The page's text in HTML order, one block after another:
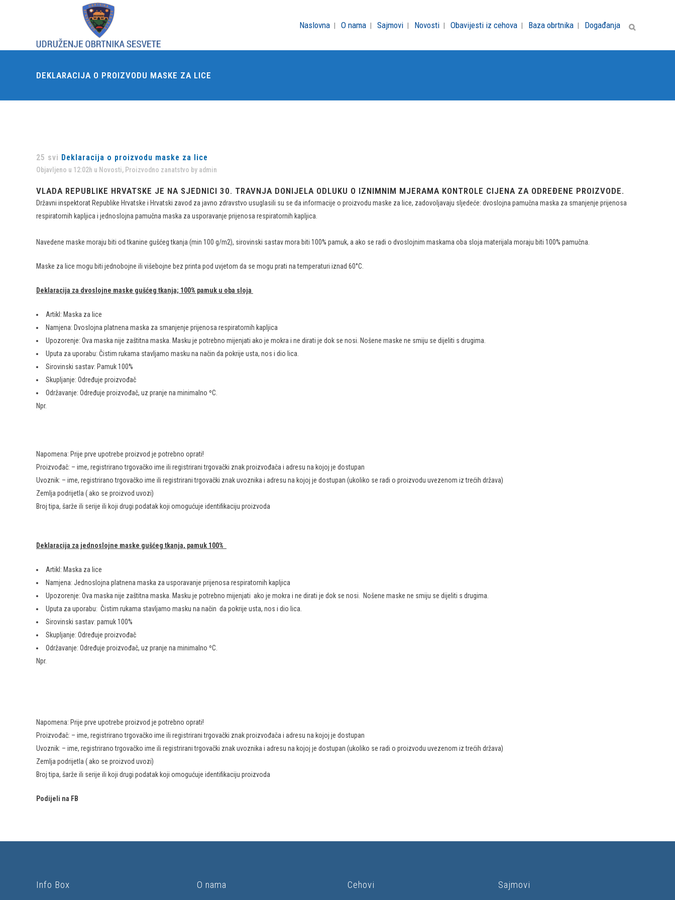
Naslovna O nama Sajmovi Novosti Obavijesti iz cehova Baza obrtnika Događanja
DEKLARACIJA O PROIZVODU MASKE ZA LICE
25 svi Deklaracija o proizvodu maske za lice
Objavljeno u 12:02h u Novosti, Proizvodno zanatstvo by admin
VLADA REPUBLIKE HRVATSKE JE NA SJEDNICI 30. TRAVNJA DONIJELA ODLUKU O IZNIMNIM MJERAMA KONTROLE CIJENA ZA ODREĐENE PROIZVODE.
Državni inspektorat Republike Hrvatske i Hrvatski zavod za javno zdravstvo usuglasili su se da informacije o proizvodu maske za lice, zadovoljavaju sljedeće: dvoslojna pamučna maska za smanjenje prijenosa
respiratornih kapljica i jednoslojna pamučna maska za usporavanje prijenosa respiratornih kapljica.
Navedene maske moraju biti od tkanine gušćeg tkanja (min 100 g/m2), sirovinski sastav mora biti 100% pamuk, a ako se radi o dvoslojnim maskama oba sloja materijala moraju biti 100% pamučna.
Maske za lice mogu biti jednobojne ili višebojne bez printa pod uvjetom da se mogu prati na temperaturi iznad 60°C.
Deklaracija za dvoslojne maske gušćeg tkanja; 100% pamuk u oba sloja
Artikl: Maska za lice
Namjena: Dvoslojna platnena maska za smanjenje prijenosa respiratornih kapljica
Upozorenje: Ova maska nije zaštitna maska. Masku je potrebno mijenjati ako je mokra i ne dirati je dok se nosi. Nošene maske ne smiju se dijeliti s drugima.
Uputa za uporabu: Čistim rukama stavljamo masku na način da pokrije usta, nos i dio lica.
Sirovinski sastav: Pamuk 100%
Skupljanje: Određuje proizvođač
Održavanje: Određuje proizvođač, uz pranje na minimalno ºC.
Npr.
Napomena: Prije prve upotrebe proizvod je potrebno oprati!
Proizvođač: – ime, registrirano trgovačko ime ili registrirani trgovački znak proizvođača i adresu na kojoj je dostupan
Uvoznik: – ime, registrirano trgovačko ime ili registrirani trgovački znak uvoznika i adresu na kojoj je dostupan (ukoliko se radi o proizvodu uvezenom iz trećih država)
Zemlja podrijetla ( ako se proizvod uvozi)
Broj tipa, šarže ili serije ili koji drugi podatak koji omogućuje identifikaciju proizvoda
Deklaracija za jednoslojne maske gušćeg tkanja, pamuk 100%
Artikl: Maska za lice
Namjena: Jednoslojna platnena maska za usporavanje prijenosa respiratornih kapljica
Upozorenje: Ova maska nije zaštitna maska. Masku je potrebno mijenjati ako je mokra i ne dirati je dok se nosi. Nošene maske ne smiju se dijeliti s drugima.
Uputa za uporabu: Čistim rukama stavljamo masku na način da pokrije usta, nos i dio lica.
Sirovinski sastav: pamuk 100%
Skupljanje: Određuje proizvođač
Održavanje: Određuje proizvođač, uz pranje na minimalno ºC.
Npr.
Napomena: Prije prve upotrebe proizvod je potrebno oprati!
Proizvođač: – ime, registrirano trgovačko ime ili registrirani trgovački znak proizvođača i adresu na kojoj je dostupan
Uvoznik: – ime, registrirano trgovačko ime ili registrirani trgovački znak uvoznika i adresu na kojoj je dostupan (ukoliko se radi o proizvodu uvezenom iz trećih država)
Zemlja podrijetla ( ako se proizvod uvozi)
Broj tipa, šarže ili serije ili koji drugi podatak koji omogućuje identifikaciju proizvoda
Podijeli na FB
Info Box O nama Cehovi Sajmovi